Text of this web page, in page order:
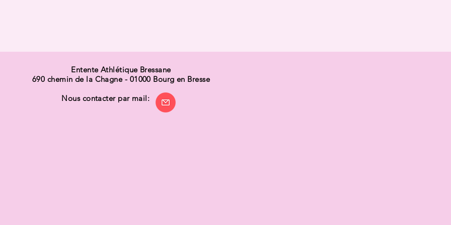
Entente Athlétique Bressane
690 chemin de la Chagne - 01000 Bourg en Bresse
contacter par mail: